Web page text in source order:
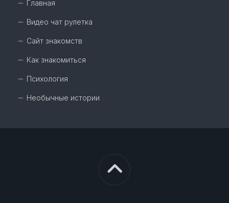
Главная
Видео чат рулетка
Сайт знакомств
Как знакомиться
Психология
Необычные истории